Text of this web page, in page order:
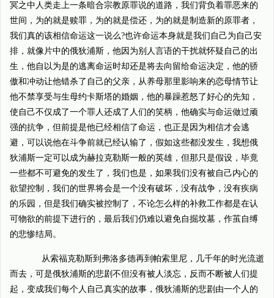
冥之中人类走上一条暗合宗教原罪说的道路，我们背负着罪恶来的
世间，为的就是赎罪，为的就是偿还，为的就是制造新的原罪者，
我们真的该相信命运这一说么?也许命运本身就是我们自己为自己安
排，就像片中的俄狄浦斯，他因为别人言语的干扰就怀疑自己的出
生，他自以为是的逃离命运时却还是将去向留给命运决定，他的骄
傲和冲动让他错杀了自己的父亲，从养母那里影响来的恋母情节让
他不禁享受与生母约卡斯塔的婚姻，他的暴躁惹怒了好心的先知，
使自己不仅成了一个罪人还成了人们的笑柄，他确实与命运做过顽
强的抗争，但前提是他已经相信了命运，也正是因为相信才会逃
避，可以说他在斗争前就已经认输了，假如这些都没发生，我想俄
狄浦斯一定可以成为赫拉克勒斯一般的英雄，但那只是假设，毕竟
一些都不可避免的发生了，我们也是，如果我们没有被自己内心的
欲望控制，我们的世界将会是一个没有破坏，没有战争，没有疾病
的乐园，但是我们确实被控制了，不论怎么样的补救工作都是在认
可物欲的前提下进行的，最后我们仍难以避免自掘坟墓，作茧自缚
的悲惨结局。
从索福克勒斯到弗洛多德再到帕索里尼，几千年的时光流逝
而去，可是俄狄浦斯的悲剧不但没有被人淡忘，反而不断被人们提
起，变成我们每个人自己真实的故事，俄狄浦斯的悲剧由一个人的